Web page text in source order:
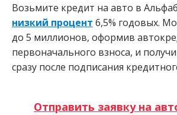
Возьмите кредит на авто в
низкий процент 6,5% годовых.
до 5 миллионов, оформив
первоначального взноса, и
сразу после подписания
Отправить заявку на